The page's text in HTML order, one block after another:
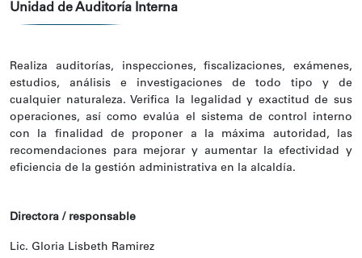
Unidad de Auditoría Interna
Realiza auditorías, inspecciones, fiscalizaciones, exámenes,
estudios, análisis e investigaciones de todo tipo y de
cualquier naturaleza. Verifica la legalidad y exactitud de sus
operaciones, así como evalúa el sistema de control interno
con la finalidad de proponer a la máxima autoridad, las
recomendaciones para mejorar y aumentar la efectividad y
eficiencia de la gestión administrativa en la alcaldía.
Directora / responsable
Lic. Gloria Lisbeth Ramirez